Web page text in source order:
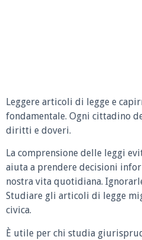
Leggere articoli di legge e
fondamentale. Ogni cittadino
diritti e doveri.
La comprensione delle leggi
aiuta a prendere decisioni
nostra vita quotidiana.
Studiare gli articoli di legge
civica.
È utile per chi studia